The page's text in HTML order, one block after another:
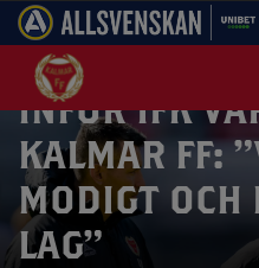
INFÖR IFK
KALMAR FF:
MODIGT OCH
LAG”